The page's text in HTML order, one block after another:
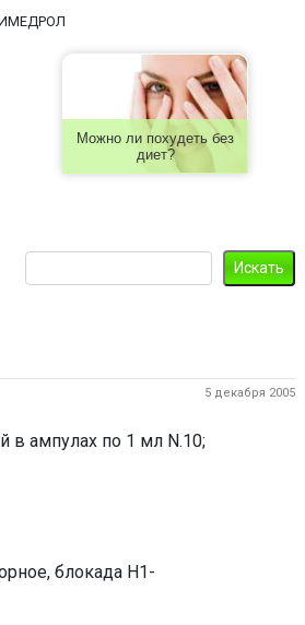
Можно ли похудеть без
диет?
5 декабря 2005
в ампулах по 1 мл N.10;
блокада Н1-